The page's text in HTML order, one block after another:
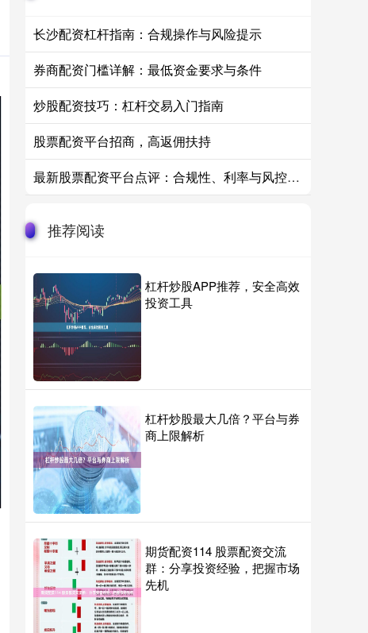
长沙配资杠杆指南：合规操作与风险提示
券商配资门槛详解：最低资金要求与条件
炒股配资技巧：杠杆交易入门指南
股票配资平台招商，高返佣扶持
最新股票配资平台点评：合规性、利率与风控实测对比
推荐阅读
杠杆炒股APP推荐，安全高效
投资工具
杠杆炒股最大几倍？平台与券
商上限解析
期货配资114 股票配资交流
群：分享投资经验，把握市场
先机